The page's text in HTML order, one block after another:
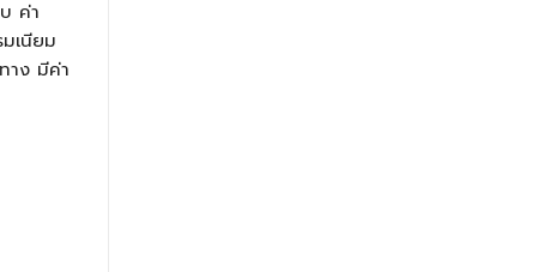
ค่า
เนียม
าง มีค่า